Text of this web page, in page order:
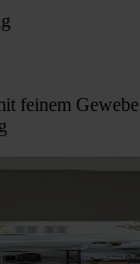
feinem Gewebe